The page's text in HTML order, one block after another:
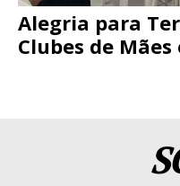
Alegria para
Clubes de